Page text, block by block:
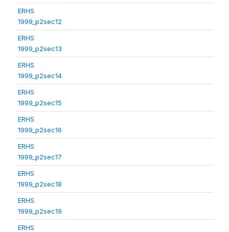
ERHS
1999_p2sec12
ERHS
1999_p2sec13
ERHS
1999_p2sec14
ERHS
1999_p2sec15
ERHS
1999_p2sec16
ERHS
1999_p2sec17
ERHS
1999_p2sec18
ERHS
1999_p2sec19
ERHS